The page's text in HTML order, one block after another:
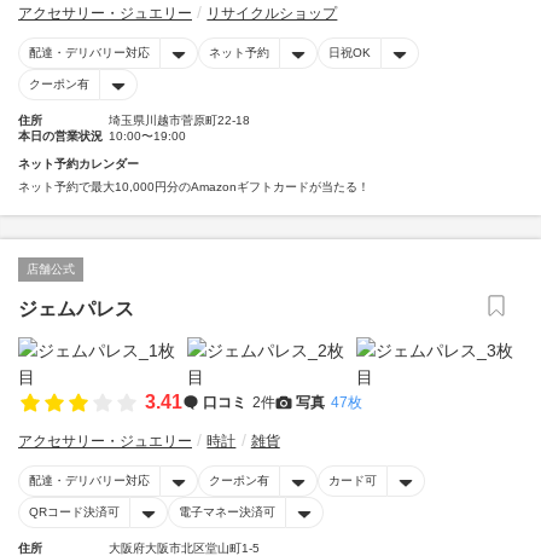
アクセサリー・ジュエリー
リサイクルショップ
配達・デリバリー対応 ネット予約 日祝OK
クーポン有
住所
埼玉県川越市菅原町22-18
本日の営業状況 10:00〜19:00
ネット予約カレンダー
ネット予約で最大10,000円分のAmazonギフトカードが当たる！
店舗公式
ジェムパレス
3.41 口コミ 2件 写真 47枚
アクセサリー・ジュエリー 時計 雑貨
配達・デリバリー対応 クーポン有 カード可
QRコード決済可 電子マネー決済可
住所
大阪府大阪市北区堂山町1-5